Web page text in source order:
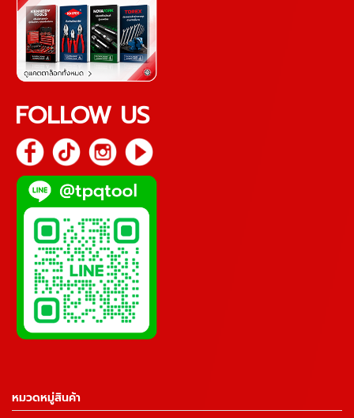
FOLLOW US
หมวดหมู่สินค้า